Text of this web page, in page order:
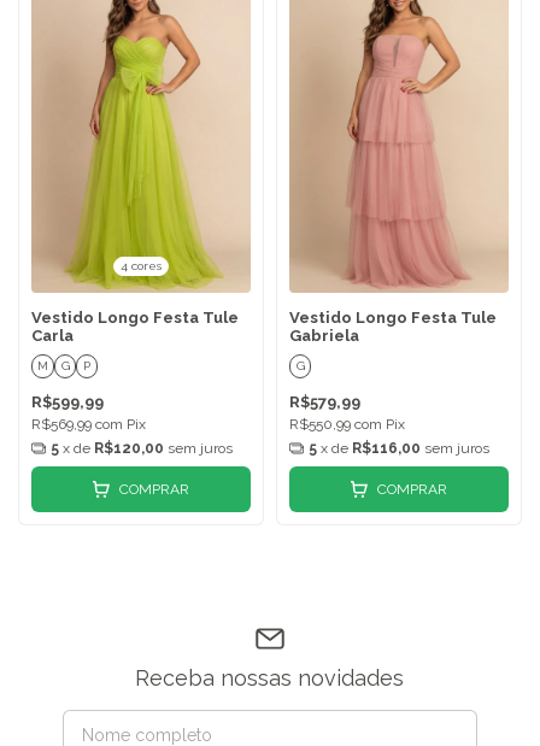
4 cores
Vestido Longo Festa Tule
Carla
M G P
R$599,99
R$569,99 com Pix
5 x de R$120,00 sem juros
COMPRAR
Vestido Longo Festa Tule
Gabriela
G
R$579,99
R$550,99 com Pix
5 x de R$116,00 sem juros
COMPRAR
Receba nossas novidades